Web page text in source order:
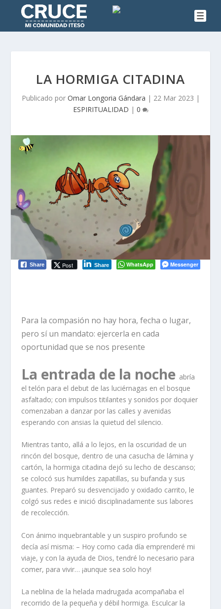
LA HORMIGA CITADINA
Publicado por Omar Longoria Gándara | 22 Mar 2023 |
ESPIRITUALIDAD | 0
Share Post Share WhatsApp Messenger
Para la compasión no hay hora, fecha o lugar,
pero sí un mandato: ejercerla en cada
oportunidad que se nos presente
La entrada de la noche abría
el telón para el debut de las luciérnagas en el bosque
asfaltado; con impulsos titilantes y sonidos por doquier
comenzaban a danzar por las calles y avenidas
esperando con ansias la quietud del silencio.
Mientras tanto, allá a lo lejos, en la oscuridad de un
rincón del bosque, dentro de una casucha de lámina y
cartón, la hormiga citadina dejó su lecho de descanso;
se colocó sus humildes zapatillas, su bufanda y sus
guantes. Preparó su desvencijado y oxidado carrito, le
colgó sus redes e inició disciplinadamente sus labores
de recolección.
Con ánimo inquebrantable y un suspiro profundo se
decía así misma: – Hoy como cada día emprenderé mi
viaje, y con la ayuda de Dios, tendré lo necesario para
comer, para vivir… ¡aunque sea solo hoy!
La neblina de la helada madrugada acompañaba el
recorrido de la pequeña y débil hormiga. Esculcar la